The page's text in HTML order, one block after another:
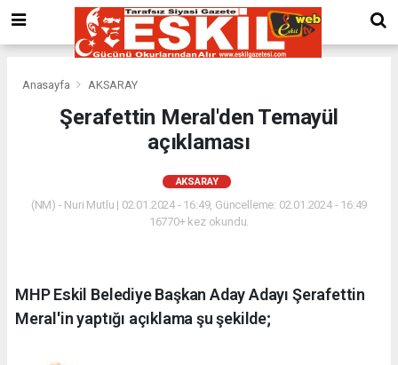
Anasayfa AKSARAY
Şerafettin Meral'den Temayül
açıklaması
AKSARAY
(NM) - Nuri Mutlu | 02.01.2024 - 16:49, Güncelleme: 02.01.2024 - 16:49
16770+ kez okundu.
MHP Eskil Belediye Başkan Aday Adayı Şerafettin
Meral'in yaptığı açıklama şu şekilde;